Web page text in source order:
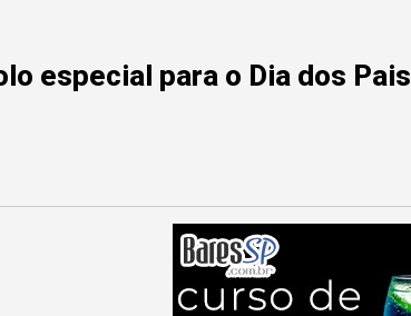
especial para o Dia dos Pais